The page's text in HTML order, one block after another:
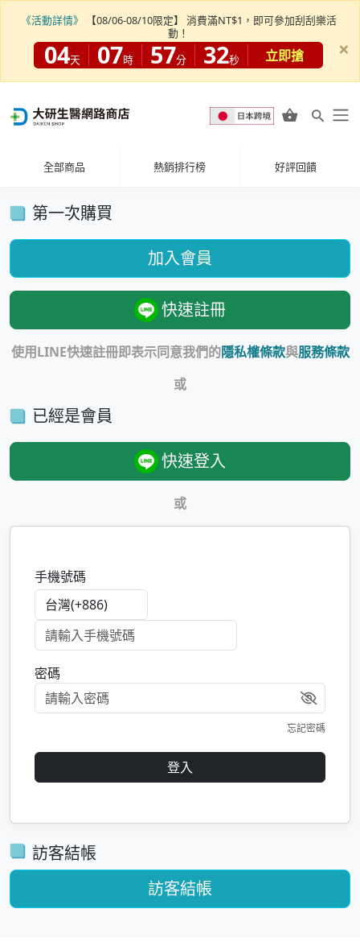
全部商品 熱銷排行榜 好評回饋
第一次購買
加入會員
快速註冊
使用LINE快速註冊即表示同意我們的隱私權條款與服務條款
或
已經是會員
快速登入
或
手機號碼
密碼
忘記密碼
登入
訪客結帳
訪客結帳
《活動詳情》
【08/06-08/10限定】 消費滿NT$1，即可參加刮刮樂活
動！
04天 07時 57分 32秒 立即搶 ×